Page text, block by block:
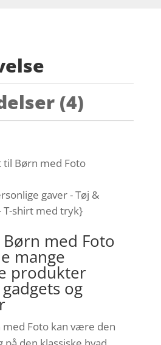
(4)
til Børn med Foto
gaver - Tøj &
T-shirt med tryk}
med Foto
mange
produkter
og
med Foto kan være den